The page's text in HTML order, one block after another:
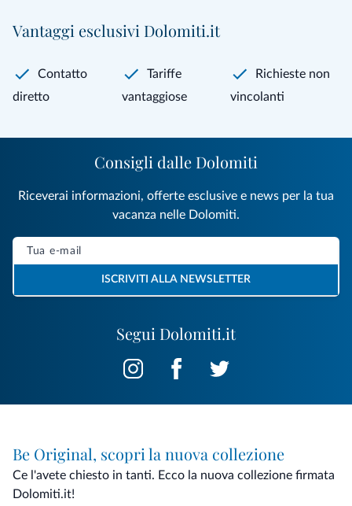
Vantaggi esclusivi Dolomiti.it
Contatto
diretto
Tariffe
vantaggiose
Richieste non
vincolanti
Segui Dolomiti.it
Consigli dalle Dolomiti
Riceverai informazioni, offerte esclusive e news per la tua
vacanza nelle Dolomiti.
ISCRIVITI ALLA NEWSLETTER
Be Original, scopri la nuova collezione
Ce l'avete chiesto in tanti. Ecco la nuova collezione firmata
Dolomiti.it!